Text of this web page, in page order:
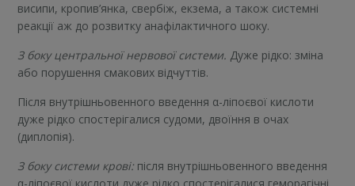
висипи, кропив’янка, свербіж, екзема, а також системні
реакції аж до розвитку анафілактичного шоку.
З боку центральної нервової системи. Дуже рідко: зміна
або порушення смакових відчуттів.
Після внутрішньовенного введення α-ліпоєвої кислоти
дуже рідко спостерігалися судоми, двоїння в очах
(диплопія).
З боку системи крові: після внутрішньовенного введення